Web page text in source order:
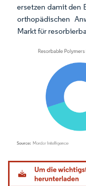
ersetzen damit den
orthopädischen
Markt für
Bild © Mordor Intelligence.